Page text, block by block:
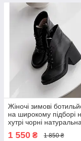
Жіночі зимові
на широкому підборі
хутрі чорні
шкіра
1 550 ₴ 1 850 ₴